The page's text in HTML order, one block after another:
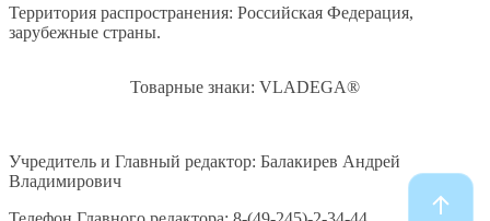
Территория распространения: Российская Федерация,
зарубежные страны.
Товарные знаки: VLADEGA®
Учредитель и Главный редактор: Балакирев Андрей
Владимирович